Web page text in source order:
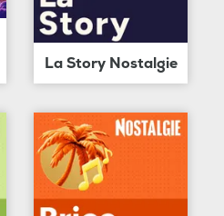
La Story Nostalgie